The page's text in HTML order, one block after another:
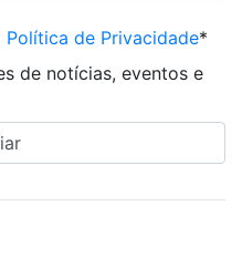
Política de Privacidade*
de notícias, eventos e